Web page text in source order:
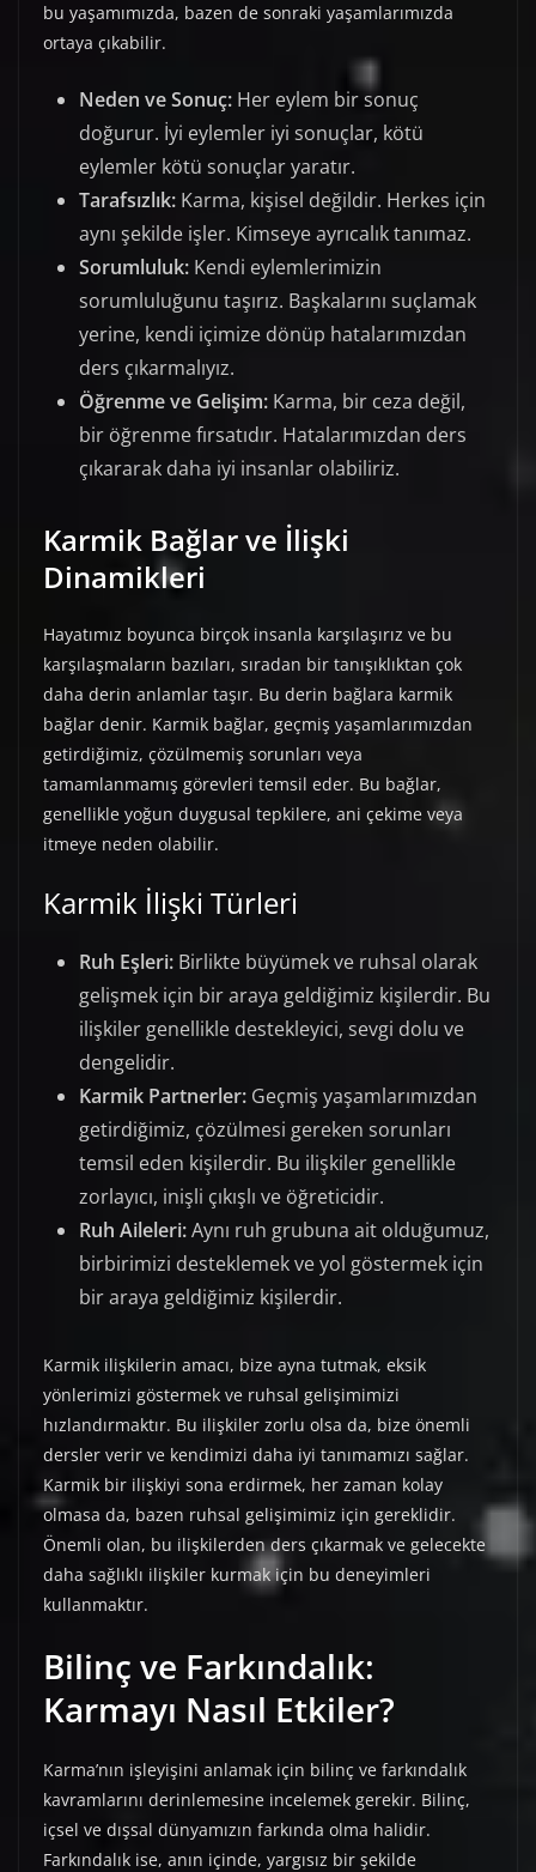
bu yaşamımızda, bazen de sonraki yaşamlarımızda
ortaya çıkabilir.
Neden ve Sonuç: Her eylem bir sonuç
doğurur. İyi eylemler iyi sonuçlar, kötü
eylemler kötü sonuçlar yaratır.
Tarafsızlık: Karma, kişisel değildir. Herkes için
aynı şekilde işler. Kimseye ayrıcalık tanımaz.
Sorumluluk: Kendi eylemlerimizin
sorumluluğunu taşırız. Başkalarını suçlamak
yerine, kendi içimize dönüp hatalarımızdan
ders çıkarmalıyız.
Öğrenme ve Gelişim: Karma, bir ceza değil,
bir öğrenme fırsatıdır. Hatalarımızdan ders
çıkararak daha iyi insanlar olabiliriz.
Karmik Bağlar ve İlişki
Dinamikleri
Hayatımız boyunca birçok insanla karşılaşırız ve bu
karşılaşmaların bazıları, sıradan bir tanışıklıktan çok
daha derin anlamlar taşır. Bu derin bağlara karmik
bağlar denir. Karmik bağlar, geçmiş yaşamlarımızdan
getirdiğimiz, çözülmemiş sorunları veya
tamamlanmamış görevleri temsil eder. Bu bağlar,
genellikle yoğun duygusal tepkilere, ani çekime veya
itmeye neden olabilir.
Karmik İlişki Türleri
Ruh Eşleri: Birlikte büyümek ve ruhsal olarak
gelişmek için bir araya geldiğimiz kişilerdir. Bu
ilişkiler genellikle destekleyici, sevgi dolu ve
dengelidir.
Karmik Partnerler: Geçmiş yaşamlarımızdan
getirdiğimiz, çözülmesi gereken sorunları
temsil eden kişilerdir. Bu ilişkiler genellikle
zorlayıcı, inişli çıkışlı ve öğreticidir.
Ruh Aileleri:Aynı ruh grubuna ait olduğumuz,
birbirimizi desteklemek ve yol göstermek için
bir araya geldiğimiz kişilerdir.
Karmik ilişkilerin amacı, bize ayna tutmak, eksik
yönlerimizi göstermek ve ruhsal gelişimimizi
hızlandırmaktır. Bu ilişkiler zorlu olsa da, bize önemli
dersler verir ve kendimizi daha iyi tanımamızı sağlar.
Karmik bir ilişkiyi sona erdirmek, her zaman kolay
olmasa da, bazen ruhsal gelişimimiz için gereklidir.
Önemli olan, bu ilişkilerden ders çıkarmak ve gelecekte
daha sağlıklı ilişkiler kurmak için bu deneyimleri
kullanmaktır.
Bilinç ve Farkındalık:
Karmayı Nasıl Etkiler?
Karma’nın işleyişini anlamak için bilinç ve farkındalık
kavramlarını derinlemesine incelemek gerekir. Bilinç,
içsel ve dışsal dünyamızın farkında olma halidir.
Farkındalık ise, anın içinde, yargısız bir şekilde